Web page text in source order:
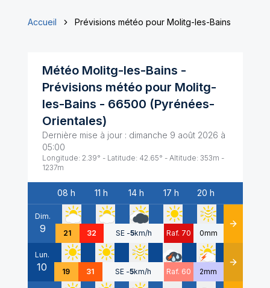
Accueil Prévisions météo pour Molitg-les-Bains
Météo Molitg-les-Bains -
Prévisions météo pour Molitg-
les-Bains - 66500 (Pyrénées-
Orientales)
Dernière mise à jour : dimanche 9 août 2026 à
05:00
Longitude: 2.39° - Latitude: 42.65° - Altitude: 353m -
1237m
Date
08 h 11 h 14 h 17 h 20 h
Dim.
9 21 32 SE -5km/h Raf. 70 0mm Détails
Lun.
10 19 31 SE -5km/h Raf. 60 2mm Détails